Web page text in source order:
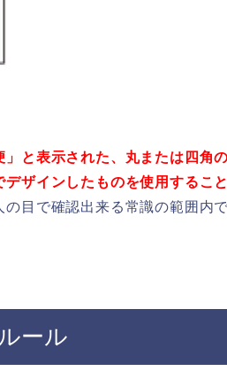
と表示された、丸または四角の
ザインしたものを使用すること
目で確認出来る常識の範囲内
ール